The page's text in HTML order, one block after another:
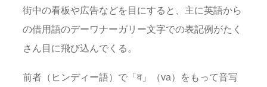
街中の看板や広告などを目にすると、主に英語から
の借用語のデーワナーガリー文字での表記例がたく
さん目に飛び込んでくる。
前者（ヒンディー語）で「व」（va）をもって音写